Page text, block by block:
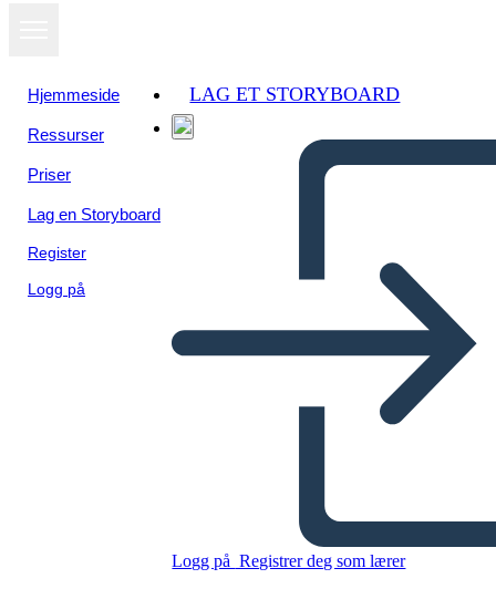
Hjemmeside
Ressurser
Priser
Lag en Storyboard
Register
Logg på
LAG ET STORYBOARD
Logg på Registrer deg som lærer
de Voto